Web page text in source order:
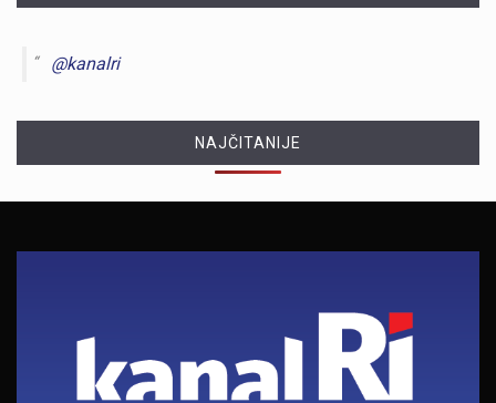
@kanalri
NAJČITANIJE